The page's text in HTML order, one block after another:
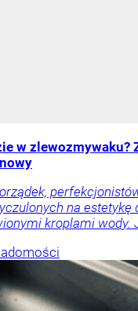
w zlewozmywaku?
na estetykę
kroplami wody.